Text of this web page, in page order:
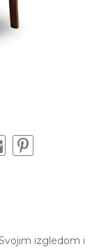
izgledom i
Radno vreme
- Petak od
do 19:00